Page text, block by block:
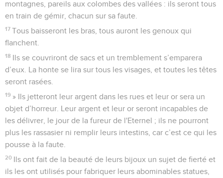
montagnes, pareils aux colombes des vallées : ils seront tous
en train de gémir, chacun sur sa faute.
17 Tous baisseront les bras, tous auront les genoux qui
flanchent.
18 Ils se couvriront de sacs et un tremblement s’emparera
d’eux. La honte se lira sur tous les visages, et toutes les têtes
seront rasées.
19 » Ils jetteront leur argent dans les rues et leur or sera un
objet d’horreur. Leur argent et leur or seront incapables de
les délivrer, le jour de la fureur de l'Eternel ; ils ne pourront
plus les rassasier ni remplir leurs intestins, car c’est ce qui les
pousse à la faute.
20 Ils ont fait de la beauté de leurs bijoux un sujet de fierté et
ils les ont utilisés pour fabriquer leurs abominables statues,